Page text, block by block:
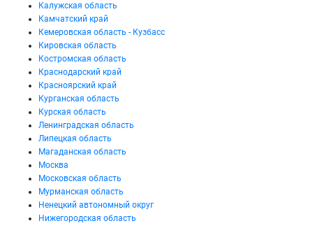
Калужская область
Камчатский край
Кемеровская область - Кузбасс
Кировская область
Костромская область
Краснодарский край
Красноярский край
Курганская область
Курская область
Ленинградская область
Липецкая область
Магаданская область
Москва
Московская область
Мурманская область
Ненецкий автономный округ
Нижегородская область